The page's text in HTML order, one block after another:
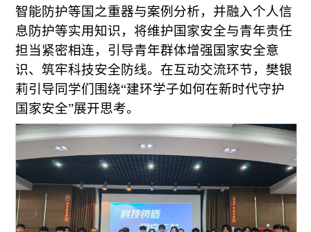
智能防护等国之重器与案例分析，并融入个人信
息防护等实用知识，将维护国家安全与青年责任
担当紧密相连，引导青年群体增强国家安全意
识、筑牢科技安全防线。在互动交流环节，樊银
莉引导同学们围绕“建环学子如何在新时代守护
国家安全”展开思考。